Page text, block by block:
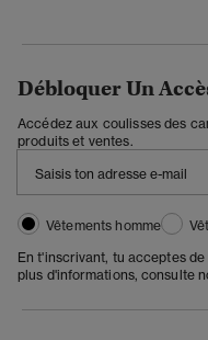
Débloquer Un
Accédez aux coulisses des
produits et ventes.
Vêtements homme
En t'inscrivant, tu acceptes
plus d'informations, consulte